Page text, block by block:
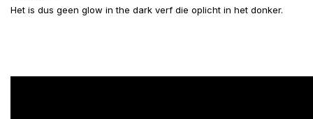
Het is dus geen glow in the dark verf die oplicht in het donker.